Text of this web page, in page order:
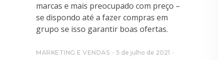
marcas e mais preocupado com preço –
se dispondo até a fazer compras em
grupo se isso garantir boas ofertas.
MARKETING E VENDAS
5 de julho de 2021